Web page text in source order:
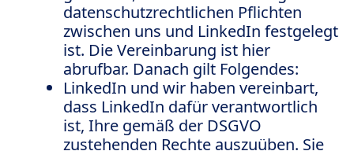
datenschutzrechtlichen Pflichten
zwischen uns und LinkedIn festgelegt
ist. Die Vereinbarung ist hier
abrufbar. Danach gilt Folgendes:
LinkedIn und wir haben vereinbart,
dass LinkedIn dafür verantwortlich
ist, Ihre gemäß der DSGVO
zustehenden Rechte auszuüben. Sie